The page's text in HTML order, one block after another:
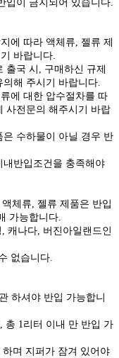
입이 금지되어 있습니다.
에 따라 액체류, 젤류 제
바랍니다.
출국 시, 구매하신 규제
해 주시기 바랍니다.
에 대한 압수절차를 따
사전문의 해주시기 바랍
은 수하물이 아닐 경우 반
내반입조건을 충족해야
류, 젤류 제품은 반입
가능합니다.
캐나다, 버진아일랜드인
없습니다.
하셔야 반입 가능합니
총 1리터 이내 만 반입 가
하며 지퍼가 잠겨 있어야